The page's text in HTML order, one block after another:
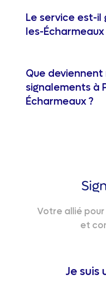
Le service est-il
les-Écharmeaux
Que deviennent
signalements à
Écharmeaux ?
Votre allié pour
et
Je suis